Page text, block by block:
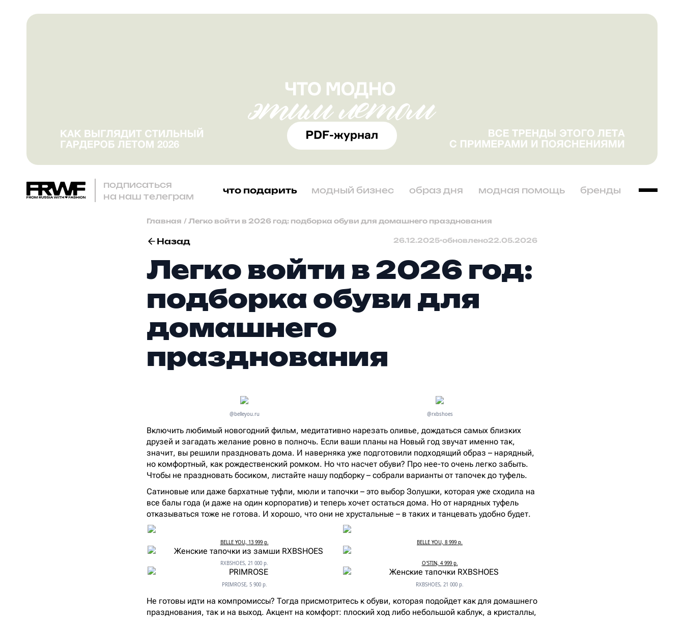
подписаться
на наш телеграм
что подарить модный бизнес образ дня модная помощь бренды
Главная / Легко войти в 2026 год: подборка обуви для домашнего празднования
Назад 26.12.2025•обновлено22.05.2026
Легко войти в 2026 год:
подборка обуви для
домашнего
празднования
@belleyou.ru @rxbshoes
Включить любимый новогодний фильм, медитативно нарезать оливье, дождаться самых близких
друзей и загадать желание ровно в полночь. Если ваши планы на Новый год звучат именно так,
значит, вы решили праздновать дома. И наверняка уже подготовили подходящий образ – нарядный,
но комфортный, как рождественский ромком. Но что насчет обуви? Про нее-то очень легко забыть.
Чтобы не праздновать босиком, листайте нашу подборку – собрали варианты от тапочек до туфель.
Сатиновые или даже бархатные туфли, мюли и тапочки – это выбор Золушки, которая уже сходила на
все балы года (и даже на один корпоратив) и теперь хочет остаться дома. Но от нарядных туфель
отказываться тоже не готова. И хорошо, что они не хрустальные – в таких и танцевать удобно будет.
BELLE YOU, 13 999 р. BELLE YOU, 8 999 р.
RXBSHOES, 21 000 р. O′STIN, 4 999 р.
PRIMROSE, 5 900 р. RXBSHOES, 21 000 р.
Не готовы идти на компромиссы? Тогда присмотритесь к обуви, которая подойдет как для домашнего
празднования, так и на выход. Акцент на комфорт: плоский ход либо небольшой каблук, а кристаллы,